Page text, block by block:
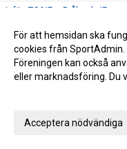
Inför: TG&IF – Brålanda IF
Ny tid på hemmapremiären
Höjdpunkter från premiären
Inför: Holmalunds IF – TG&IF
Välkommen till vår nya hemsida
För att hemsidan ska
cookies från SportAdmin.
Föreningen kan också
eller marknadsföring. Du
Acceptera nödvändiga